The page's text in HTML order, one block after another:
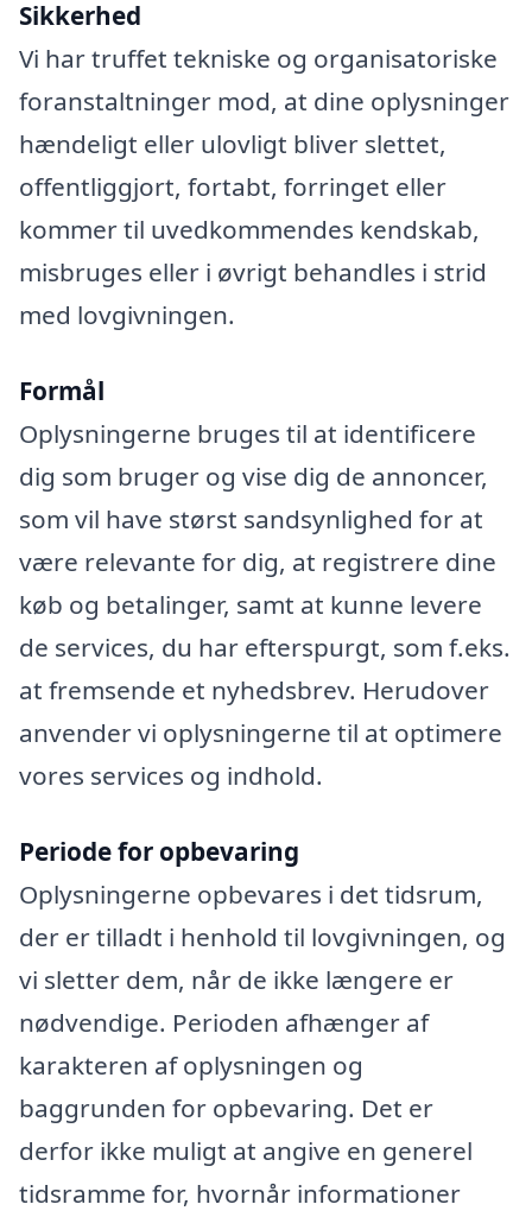
Sikkerhed
Vi har truffet tekniske og organisatoriske
foranstaltninger mod, at dine oplysninger
hændeligt eller ulovligt bliver slettet,
offentliggjort, fortabt, forringet eller
kommer til uvedkommendes kendskab,
misbruges eller i øvrigt behandles i strid
med lovgivningen.
Formål
Oplysningerne bruges til at identificere
dig som bruger og vise dig de annoncer,
som vil have størst sandsynlighed for at
være relevante for dig, at registrere dine
køb og betalinger, samt at kunne levere
de services, du har efterspurgt, som f.eks.
at fremsende et nyhedsbrev. Herudover
anvender vi oplysningerne til at optimere
vores services og indhold.
Periode for opbevaring
Oplysningerne opbevares i det tidsrum,
der er tilladt i henhold til lovgivningen, og
vi sletter dem, når de ikke længere er
nødvendige. Perioden afhænger af
karakteren af oplysningen og
baggrunden for opbevaring. Det er
derfor ikke muligt at angive en generel
tidsramme for, hvornår informationer